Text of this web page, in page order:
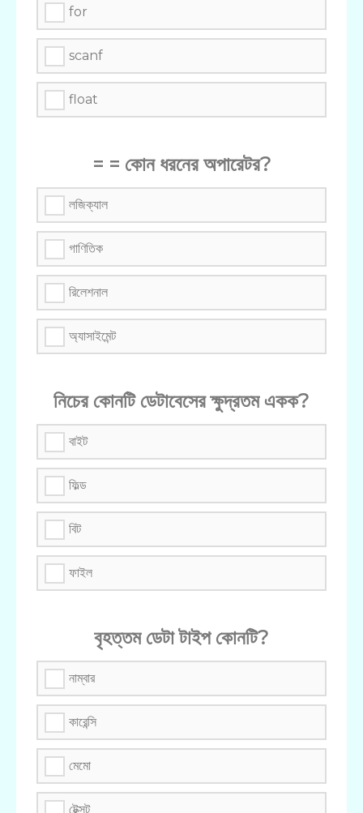
for
scanf
float
= = কোন ধরনের অপারেটর?
লজিক্যাল
গাণিতিক
রিলেশনাল
অ্যাসাইমেন্ট
নিচের কোনটি ডেটাবেসের ক্ষুদ্রতম একক?
বাইট
ফিল্ড
বিট
ফাইল
বৃহত্তম ডেটা টাইপ কোনটি?
নাম্বার
কারেন্সি
মেমো
টেক্সট